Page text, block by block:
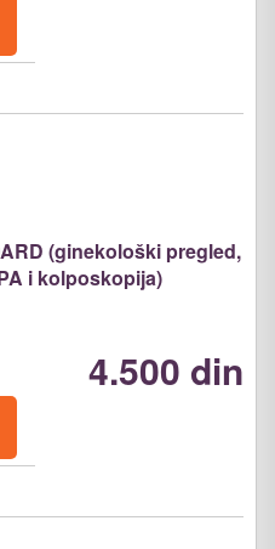
(ginekološki pregled,
i kolposkopija)
4.500 din